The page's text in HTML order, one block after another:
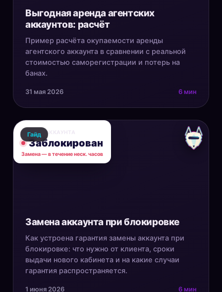
Выгодная аренда агентских
аккаунтов: расчёт
Пример расчёта окупаемости аренды
агентского аккаунта в сравнении с реальной
стоимостью саморегистрации и потерь на
банах.
31 мая 2026 6 мин
СТАТУС АККАУНТА
Заблокирован
Замена — в течение неск. часов
Гайд
Замена аккаунта при блокировке
Как устроена гарантия замены аккаунта при
блокировке: что нужно от клиента, сроки
выдачи нового кабинета и на какие случаи
гарантия распространяется.
1 июня 2026 6 мин